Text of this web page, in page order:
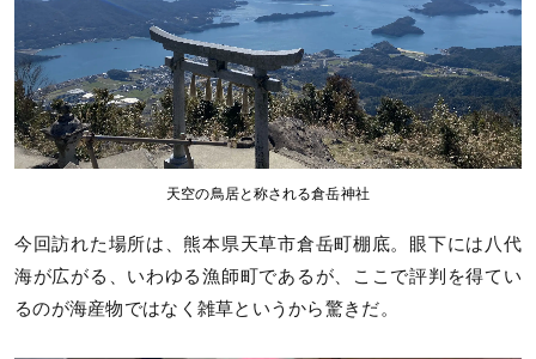
天空の鳥居と称される倉岳神社
今回訪れた場所は、熊本県天草市倉岳町棚底。眼下には八代
海が広がる、いわゆる漁師町であるが、ここで評判を得てい
るのが海産物ではなく雑草というから驚きだ。